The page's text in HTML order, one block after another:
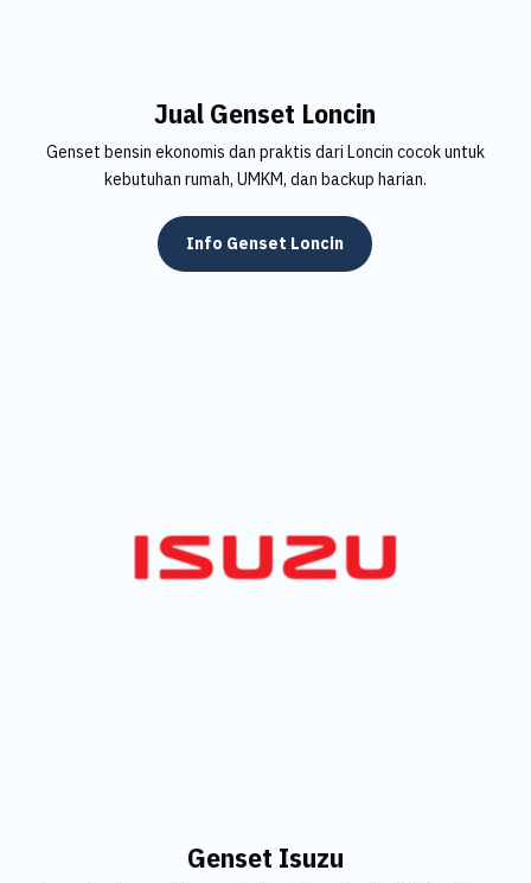
Jual Genset Loncin
Genset bensin ekonomis dan praktis dari Loncin cocok untuk
kebutuhan rumah, UMKM, dan backup harian.
Info Genset Loncin
Genset Isuzu